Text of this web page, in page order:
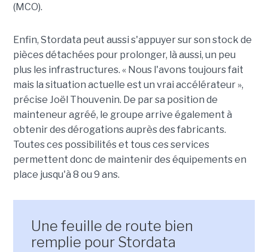
(MCO).
Enfin, Stordata peut aussi s'appuyer sur son stock de
pièces détachées pour prolonger, là aussi, un peu
plus les infrastructures. « Nous l'avons toujours fait
mais la situation actuelle est un vrai accélérateur »,
précise Joël Thouvenin. De par sa position de
mainteneur agréé, le groupe arrive également à
obtenir des dérogations auprès des fabricants.
Toutes ces possibilités et tous ces services
permettent donc de maintenir des équipements en
place jusqu'à 8 ou 9 ans.
Une feuille de route bien
remplie pour Stordata